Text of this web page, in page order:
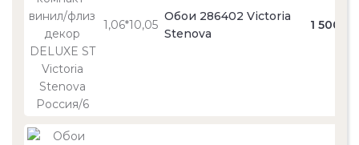
1,06*10,05
Обои 286402 Victoria
Stenova
1 500